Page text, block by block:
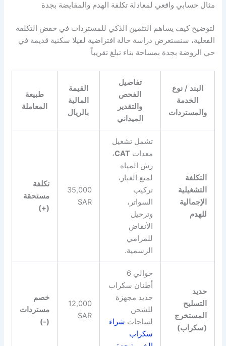
مثال حسابي واقعي لمعادلة تكلفة الهدم والمقايضة بجدة
لتوضيح كيف يساهم التثمين الذكي للمستردات في خفض التكلفة
الفعلية، سنستعرض دراسة حالة افتراضية لفيلا سكنية قديمة في
حي الروضة بجدة بمساحة بناء تبلغ تقريباً
البند / نوع
الخدمة
والمستردات
تفاصيل
الفحص
والتقدير
الميداني
القيمة
المالية
بالريال
طبيعة
المعاملة
التكلفة
التشغيلية
الإجمالية
للهدم
تشمل تشغيل
معداتCAT،
رش المياه
لمنع الغبار،
تركيب
السواتر،
وترحيل
الأنقاض
للمرامي
الرسمية.
SAR
تكلفة
مستحقة
(+)
حديد
التسليح
المستخرج
(سكراب)
حوالي 6
أطنان سكراب
حديد مجهزة
للشحن
لساحات شراء
سكراب
12,000
SAR
خصم
مستردات
(-)